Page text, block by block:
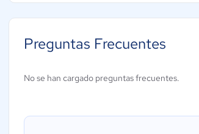
Preguntas Frecuentes
No se han cargado preguntas frecuentes.